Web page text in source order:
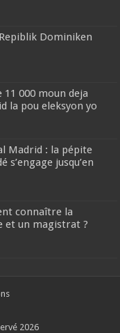
Dominiken
11 000 moun deja
la pou eleksyon yo
Madrid : la pépite
s’engage jusqu’en
connaître la
et un magistrat ?
2026